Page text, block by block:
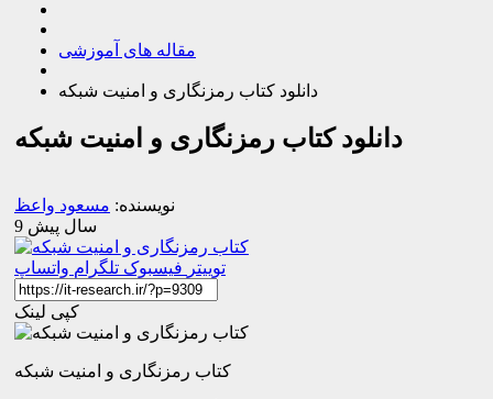
مقاله های آموزشی
دانلود کتاب رمزنگاری و امنیت شبکه
دانلود کتاب رمزنگاری و امنیت شبکه
نویسنده: مسعود واعظ
9 سال پیش
توییتر فیسبوک تلگرام واتساپ
کپی لینک
کتاب رمزنگاری و امنیت شبکه